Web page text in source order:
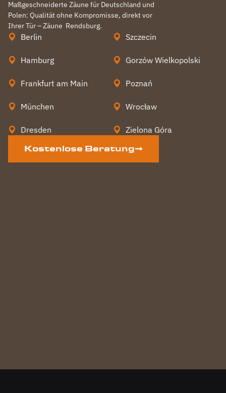
Maßgeschneiderte Zäune für Deutschland und
Polen: Qualität ohne Kompromisse, direkt vor
Ihrer Tür – Zäune Rendsburg.
Berlin
Hamburg
Frankfurt am Main
München
Dresden
Szczecin
Gorzów Wielkopolski
Poznań
Wrocław
Zielona Góra
Kostenlose Beratung